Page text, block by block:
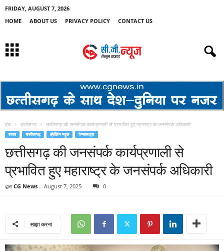
FRIDAY, AUGUST 7, 2026
HOME
ABOUT US PRIVACY POLICY CONTACT US
होम छत्तीसगढ़ छत्तीसगढ़ की जनसंपर्क कार्यप्रणाली से प्रभावित हुए महाराष्ट्र के जनसंपर्क अधिकारी
राज्य छत्तीसगढ़ ब्रेकिंग न्यूज मेनस्लाइड
छत्तीसगढ़ की जनसंपर्क कार्यप्रणाली से
प्रभावित हुए महाराष्ट्र के जनसंपर्क अधिकारी
द्वारा CG News - August 7, 2025 0
साझा करना